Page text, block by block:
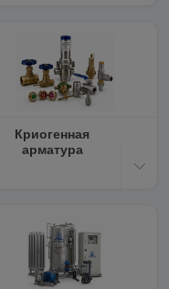
Криогенная
арматура